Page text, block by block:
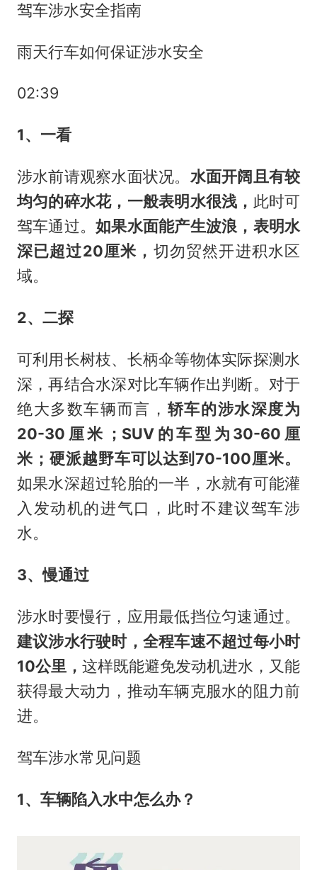
驾车涉水安全指南
雨天行车如何保证涉水安全
02:39
1、一看
涉水前请观察水面状况。 水面开阔且有较
均匀的碎水花，一般表明水很浅， 此时可
驾车通过。如果水面能产生波浪，表明水
深已超过20厘米， 切勿贸然开进积水区
域。
2、二探
可利用长树枝、长柄伞等物体实际探测水
深，再结合水深对比车辆作出判断。对于
绝大多数车辆而言， 轿车的涉水深度为
20-30厘米；SUV的车型为30-60厘
米；硬派越野车可以达到70-100厘米。
如果水深超过轮胎的一半，水就有可能灌
入发动机的进气口，此时不建议驾车涉
水。
3、慢通过
涉水时要慢行，应用最低挡位匀速通过。
建议涉水行驶时，全程车速不超过每小时
10公里， 这样既能避免发动机进水，又能
获得最大动力，推动车辆克服水的阻力前
进。
驾车涉水常见问题
1、车辆陷入水中怎么办？